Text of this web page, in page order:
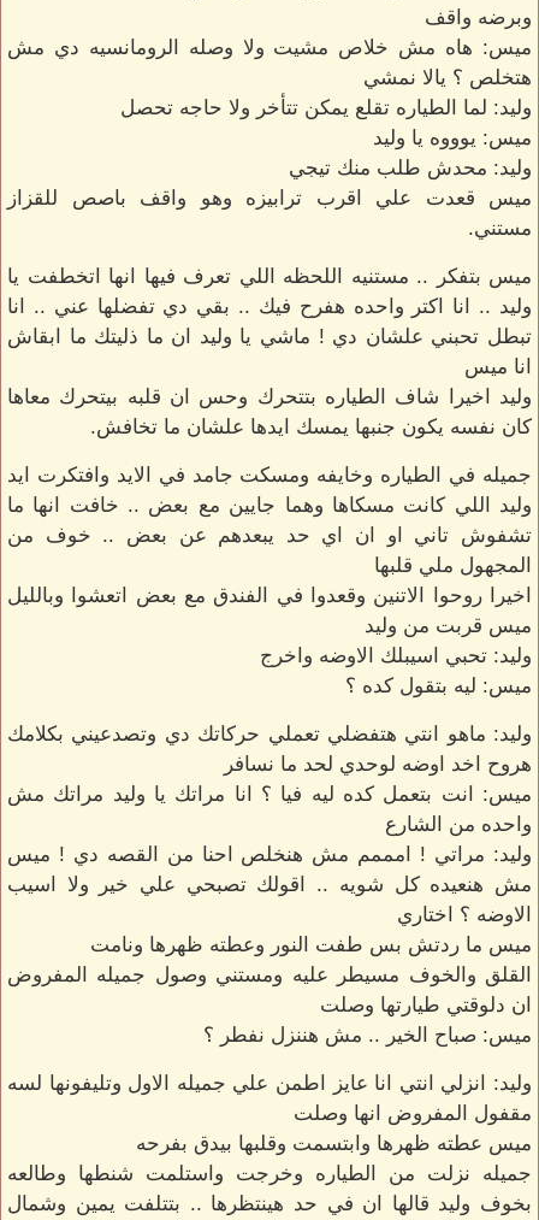
وبرضه واقف
ميس: هاه مش خلاص مشيت ولا وصله الرومانسيه دي مش
هتخلص ؟ يالا نمشي
وليد: لما الطياره تقلع يمكن تتأخر ولا حاجه تحصل
ميس: يوووه يا وليد
وليد: محدش طلب منك تيجي
ميس قعدت علي اقرب ترابيزه وهو واقف باصص للقزاز
مستني.
ميس بتفكر .. مستنيه اللحظه اللي تعرف فيها انها اتخطفت يا
وليد .. انا اكتر واحده هفرح فيك .. بقي دي تفضلها عني .. انا
تبطل تحبني علشان دي ! ماشي يا وليد ان ما ذليتك ما ابقاش
انا ميس
وليد اخيرا شاف الطياره بتتحرك وحس ان قلبه بيتحرك معاها
كان نفسه يكون جنبها يمسك ايدها علشان ما تخافش.
جميله في الطياره وخايفه ومسكت جامد في الايد وافتكرت ايد
وليد اللي كانت مسكاها وهما جايين مع بعض .. خافت انها ما
تشفوش تاني او ان اي حد يبعدهم عن بعض .. خوف من
المجهول ملي قلبها
اخيرا روحوا الاتنين وقعدوا في الفندق مع بعض اتعشوا وبالليل
ميس قربت من وليد
وليد: تحبي اسيبلك الاوضه واخرج
ميس: ليه بتقول كده ؟
وليد: ماهو انتي هتفضلي تعملي حركاتك دي وتصدعيني بكلامك
هروح اخد اوضه لوحدي لحد ما نسافر
ميس: انت بتعمل كده ليه فيا ؟ انا مراتك يا وليد مراتك مش
واحده من الشارع
وليد: مراتي ! امممم مش هنخلص احنا من القصه دي ! ميس
مش هنعيده كل شويه .. اقولك تصبحي علي خير ولا اسيب
الاوضه ؟ اختاري
ميس ما ردتش بس طفت النور وعطته ظهرها ونامت
القلق والخوف مسيطر عليه ومستني وصول جميله المفروض
ان دلوقتي طيارتها وصلت
ميس: صباح الخير .. مش هننزل نفطر ؟
وليد: انزلي انتي انا عايز اطمن علي جميله الاول وتليفونها لسه
مقفول المفروض انها وصلت
ميس عطته ظهرها وابتسمت وقلبها بيدق بفرحه
جميله نزلت من الطياره وخرجت واستلمت شنطها وطالعه
بخوف وليد قالها ان في حد هينتظرها .. بتتلفت يمين وشمال